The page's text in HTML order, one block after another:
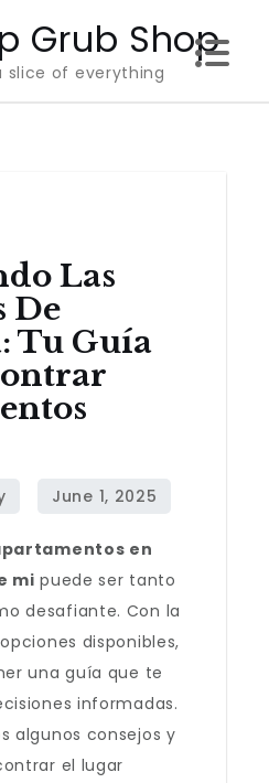
Grub Shop
slice of everything
Las
De
Tu Guía
en
mi puede ser tanto
desafiante. Con la
disponibles,
una guía que te
informadas.
algunos consejos y
el lugar